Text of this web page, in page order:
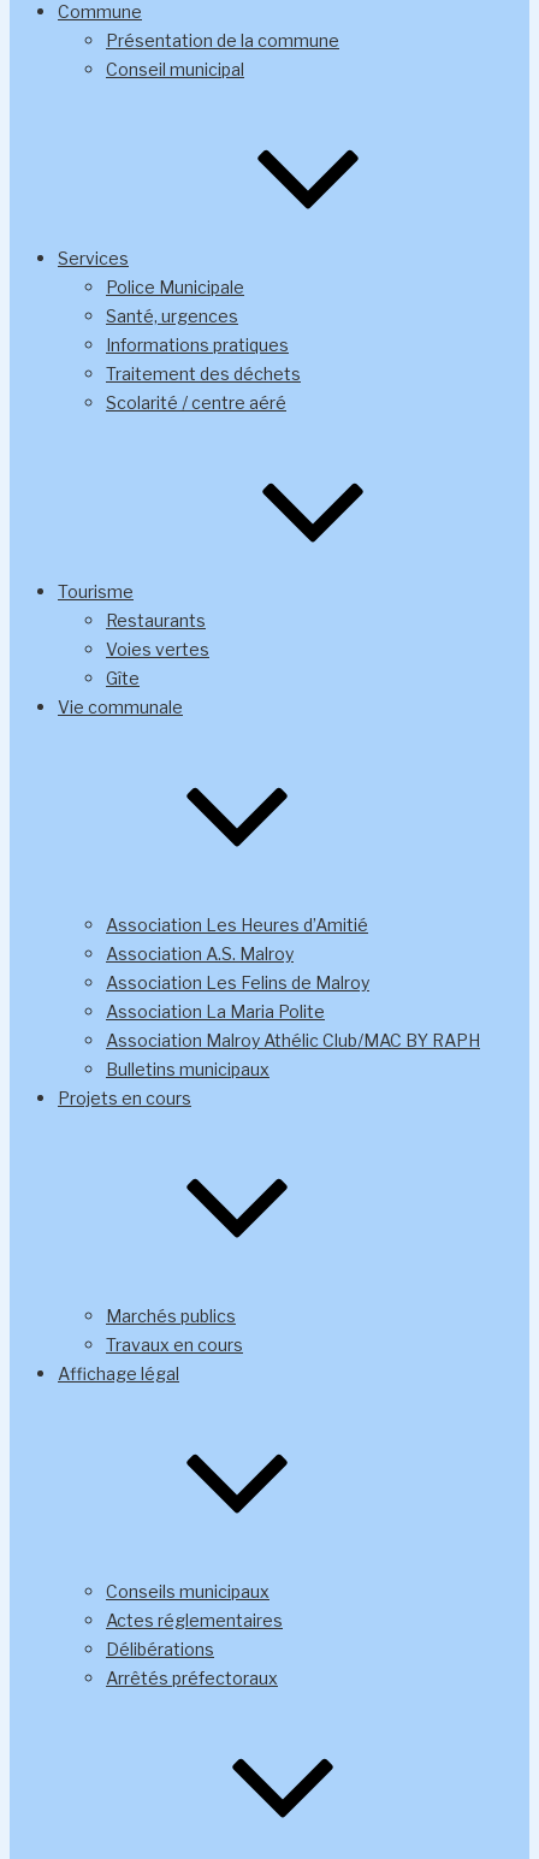
Commune
Présentation de la commune
Conseil municipal
Services
Police Municipale
Santé, urgences
Informations pratiques
Traitement des déchets
Scolarité / centre aéré
Tourisme
Restaurants
Voies vertes
Gîte
Vie communale
Association Les Heures d’Amitié
Association A.S. Malroy
Association Les Felins de Malroy
Association La Maria Polite
Association Malroy Athélic Club/MAC BY RAPH
Bulletins municipaux
Projets en cours
Marchés publics
Travaux en cours
Affichage légal
Conseils municipaux
Actes réglementaires
Délibérations
Arrêtés préfectoraux